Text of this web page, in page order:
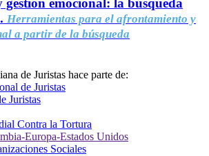
emocional: la búsqueda
Herramientas para el afrontamiento y
a partir de la búsqueda
de Juristas hace parte de: